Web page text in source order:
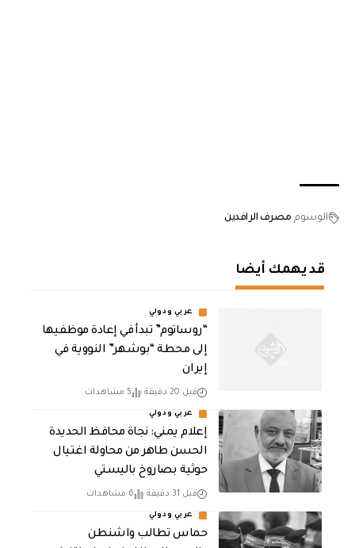
الوسوم مصرف الرافدين
قد يهمك أيضا
عربي ودولي
“روساتوم” تبدأ في إعادة موظفيها
إلى محطة “بوشهر” النووية في
إيران
قبل 20 دقيقة 5 مشاهدات
عربي ودولي
إعلام يمني: نجاة محافظ الحديدة
الحسن طاهر من محاولة اغتيال
حوثية بصاروخ باليستي
قبل 31 دقيقة 6 مشاهدات
عربي ودولي
حماس تطالب واشنطن